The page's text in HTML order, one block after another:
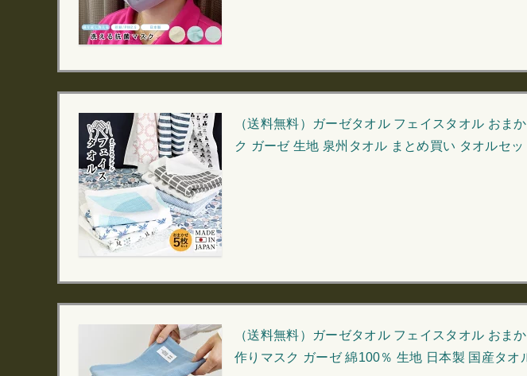
（送料無料）ガーゼタオル フェイスタオル おま
ク ガーゼ 生地 泉州タオル まとめ買い タオルセ
（送料無料）ガーゼタオル フェイスタオル おま
作りマスク ガーゼ 綿100％ 生地 日本製 国産タ